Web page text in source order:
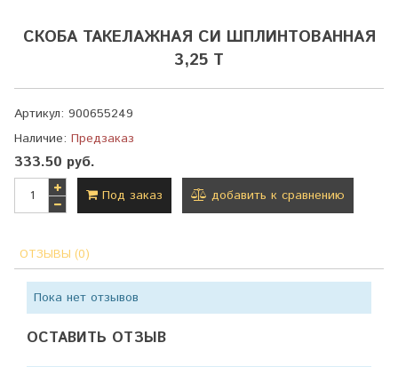
СКОБА ТАКЕЛАЖНАЯ СИ ШПЛИНТОВАННАЯ
3,25 Т
Артикул: 900655249
Наличие: Предзаказ
333.50 руб.
Под заказ добавить к сравнению
ОТЗЫВЫ (0)
Пока нет отзывов
ОСТАВИТЬ ОТЗЫВ